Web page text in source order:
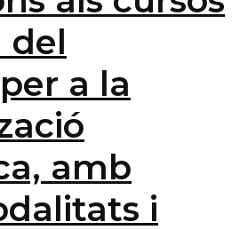
del
a la
amb
i